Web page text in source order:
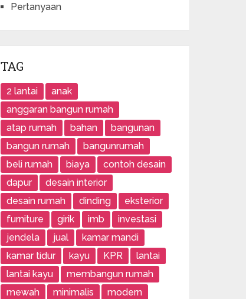
Pertanyaan
TAG
2 lantai
anak
anggaran bangun rumah
atap rumah
bahan
bangunan
bangun rumah
bangunrumah
beli rumah
biaya
contoh desain
dapur
desain interior
desain rumah
dinding
eksterior
furniture
girik imb
investasi
jendela
jual
kamar mandi
kamar tidur
kayu KPR
lantai
lantai kayu
membangun rumah
mewah
minimalis
modern